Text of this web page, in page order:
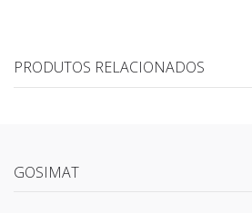
PRODUTOS RELACIONADOS
GOSIMAT